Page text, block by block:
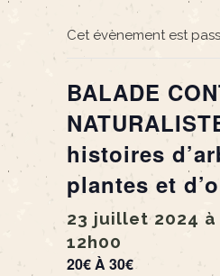
Cet évènement est
BALADE
histoires
plantes et
23 juillet 2024 à
12h00
20€ À 30€